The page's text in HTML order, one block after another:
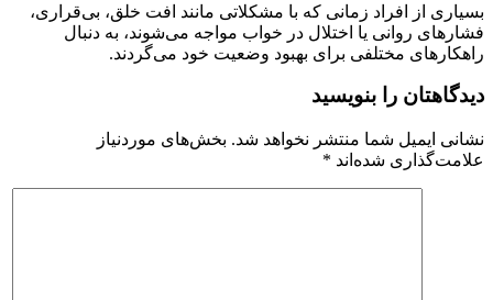
بسیاری از افراد زمانی که با مشکلاتی مانند افت خلق، بی‌قراری،
فشارهای روانی یا اختلال در خواب مواجه می‌شوند، به دنبال
راهکارهای مختلفی برای بهبود وضعیت خود می‌گردند.
دیدگاهتان را بنویسید
نشانی ایمیل شما منتشر نخواهد شد. بخش‌های موردنیاز
علامت‌گذاری شده‌اند *